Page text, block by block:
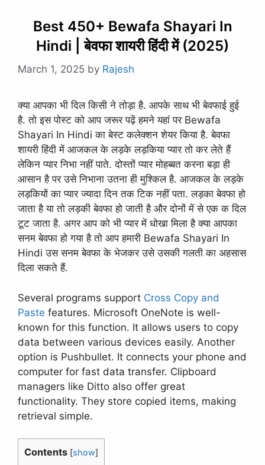
Best 450+ Bewafa Shayari In
Hindi | बेवफा शायरी हिंदी में (2025)
March 1, 2025 by Rajesh
क्या आपका भी दिल किसी ने तोड़ा है. आपके साथ भी बेवफाई हुई
है. तो इस पोस्ट को आप जरूर पढ़ें हमने यहां पर Bewafa
Shayari In Hindi का बेस्ट कलेक्शन शेयर किया है. बेवफा
शायरी हिंदी में आजकल के लड़के लड़किया प्यार तो कर लेते हैं
लेकिन प्यार निभा नहीं पाते. दोस्तों प्यार मोहब्बत करना बड़ा ही
आसान है पर उसे निभाना उतना ही मुश्किल है. आजकल के लड़के
लड़कियों का प्यार ज्यादा दिन तक टिक नहीं पता. लड़का बेवफा हो
जाता है या तो लड़की बेवफा हो जाती है और दोनों में से एक क दिल
टूट जाता है. अगर आप को भी प्यार में धोखा मिला है क्या आपका
सनम बेवफा हो गया है तो आप हमारी Bewafa Shayari In
Hindi उस सनम बेवफा के भेजकर उसे उसकी गलती का अहसास
दिला सकते हैं.
Several programs support Cross Copy and
Paste features. Microsoft OneNote is well-
known for this function. It allows users to copy
data between various devices easily. Another
option is Pushbullet. It connects your phone and
computer for fast data transfer. Clipboard
managers like Ditto also offer great
functionality. They store copied items, making
retrieval simple.
Contents [show]